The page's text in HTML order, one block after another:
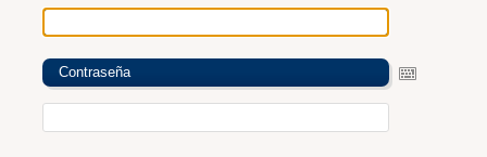
Contraseña